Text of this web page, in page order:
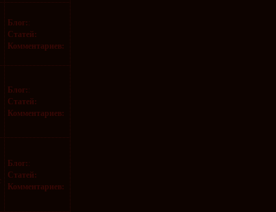
Блог::
Статей:
Комментариев:
Блог::
Статей:
Комментариев:
Блог::
Статей:
Комментариев: